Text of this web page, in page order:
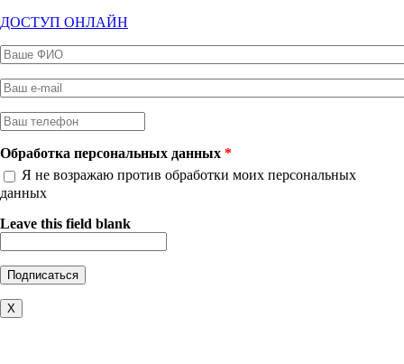
ДОСТУП ОНЛАЙН
Ваше ФИО
Ваш e-mail
Ваш телефон
Обработка персональных данных *
Я не возражаю против обработки моих персональных
данных
Leave this field blank
X